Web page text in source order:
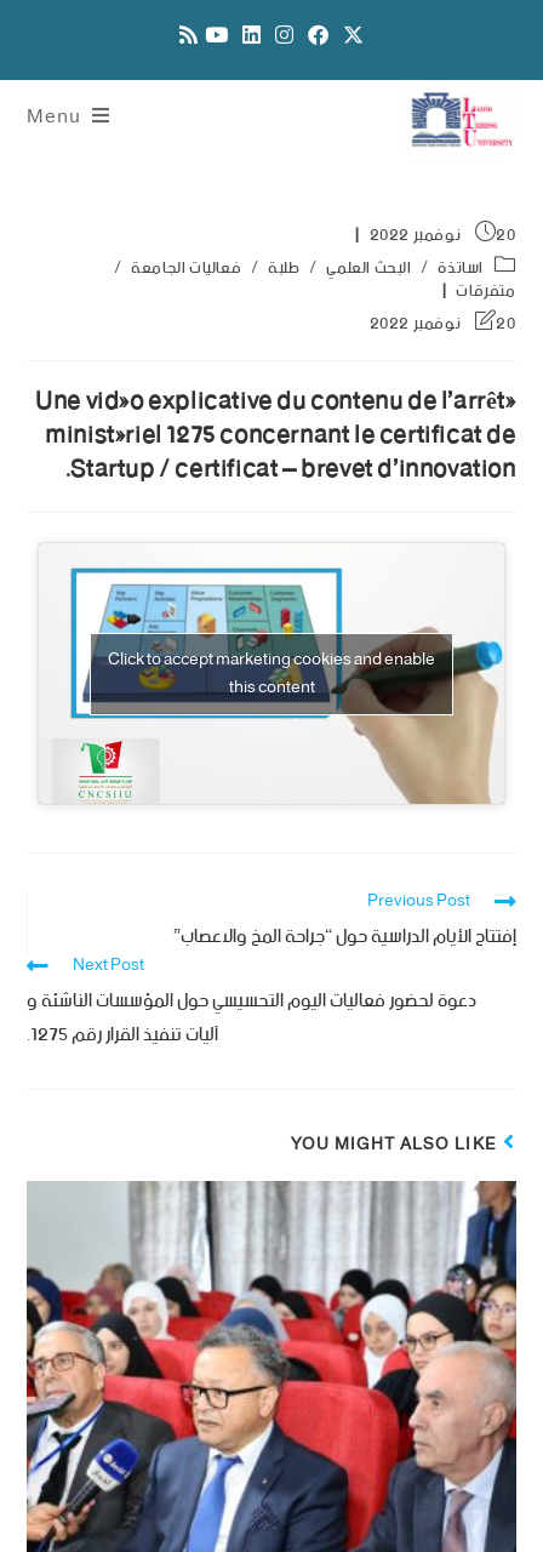
Menu
20 نوفمبر 2022
اساتذة / البحث العلمي / طلبة / فعاليات الجامعة /
متفرقات
20 نوفمبر 2022
Une vidéo explicative du contenu de l’arrêté
ministériel 1275 concernant le certificat de
Startup / certificat – brevet d’innovation.
Click to accept marketing cookies and enable
this content
Previous Post
إفتتاح الأيام الدراسية حول “جراحة المخ والاعصاب”
Next Post
دعوة لحضور فعاليات اليوم التحسيسي حول المؤسسات الناشئة و
آليات تنفيذ القرار رقم 1275.
YOU MIGHT ALSO LIKE